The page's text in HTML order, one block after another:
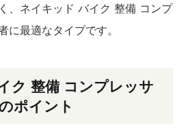
、ネイキッド バイク 整備 コンプ
に最適なタイプです。
ク 整備 コンプレッサ
ポイント